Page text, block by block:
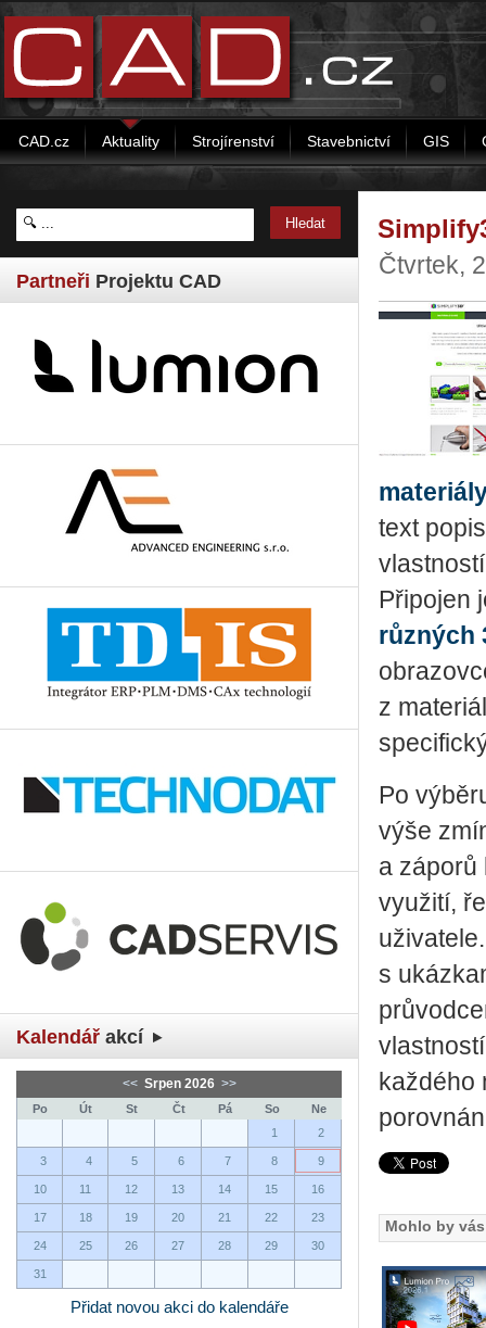
CAD.cz Aktuality Strojírenství Stavebnictví GIS
Partneři Projektu CAD
Kalendář akcí
<< Srpen 2026 >>
Po Út St Čt Pá So
Ne
1
2
3 4 5 6 7 8 9
10 11 12 13 14 15 16
17 18 19 20 21 22 23
24 25 26 27 28 29 30
31
Přidat novou akci do kalendáře
Čtvrtek,
text
Připojen
různých
z
Po
výše
a záporů
využití,
s
každého
Mohlo by